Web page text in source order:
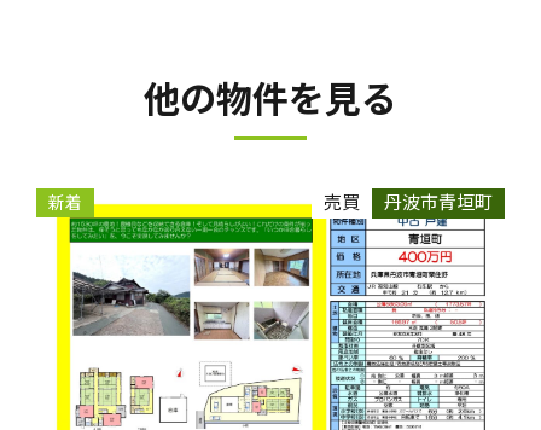
他の物件を見る
新着 売買 丹波市青垣町